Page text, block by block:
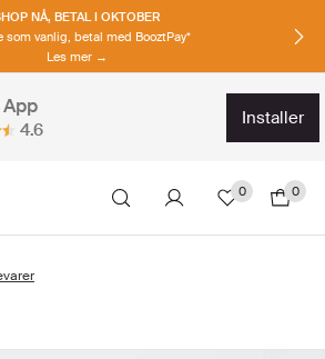
NÅ, BETAL I OKTOBER
som vanlig, betal med BooztPay*
Les mer →
4.6
installer
0 0